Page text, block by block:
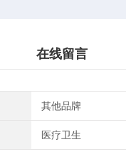
在线留言
其他品牌
医疗卫生